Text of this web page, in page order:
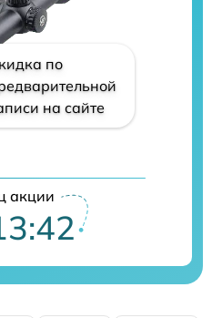
по
на сайте
акции